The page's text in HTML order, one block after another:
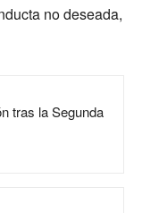
no deseada,
tras la Segunda